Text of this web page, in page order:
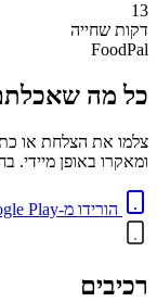
13
דקות שחייה
FoodPal
כל מה
ומאקרו באופן מיידי.
הורידו מ-Google Play
רכיבים